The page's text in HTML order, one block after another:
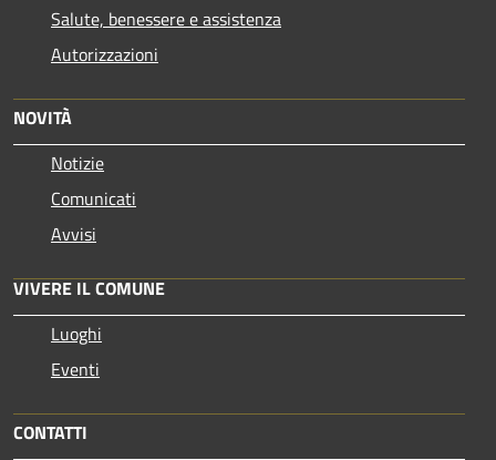
Salute, benessere e assistenza
Autorizzazioni
NOVITÀ
Notizie
Comunicati
Avvisi
VIVERE IL COMUNE
Luoghi
Eventi
CONTATTI